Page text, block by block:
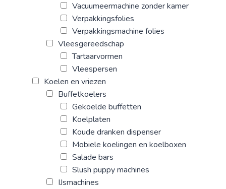
Vacuumeermachine zonder kamer
Verpakkingsfolies
Verpakkingsmachine folies
Vleesgereedschap
Tartaarvormen
Vleespersen
Koelen en vriezen
Buffetkoelers
Gekoelde buffetten
Koelplaten
Koude dranken dispenser
Mobiele koelingen en koelboxen
Salade bars
Slush puppy machines
IJsmachines